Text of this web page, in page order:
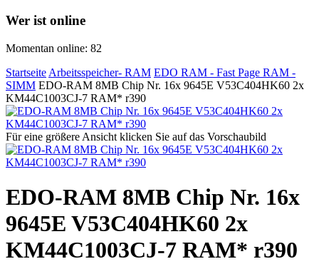
Wer ist online
Momentan online: 82
Startseite Arbeitsspeicher- RAM EDO RAM - Fast Page RAM -
SIMM EDO-RAM 8MB Chip Nr. 16x 9645E V53C404HK60 2x
KM44C1003CJ-7 RAM* r390
Für eine größere Ansicht klicken Sie auf das Vorschaubild
EDO-RAM 8MB Chip Nr. 16x
9645E V53C404HK60 2x
KM44C1003CJ-7 RAM* r390